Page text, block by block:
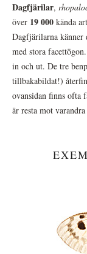
Dagfjärilar,
över 19 000 kända
Dagfjärilarna känner
med stora
in och ut. De tre
tillbakabildat!)
ovansidan finns ofta
är resta mot